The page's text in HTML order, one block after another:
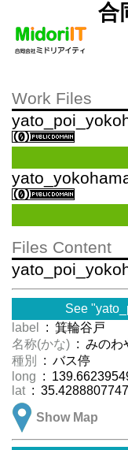
合
Work Files
Files Content
See
label
: 箕輪谷戸
名称(かな) : みのわ
種別
: バス停
long :
lat :
Show Map